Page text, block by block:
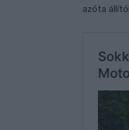
azóta